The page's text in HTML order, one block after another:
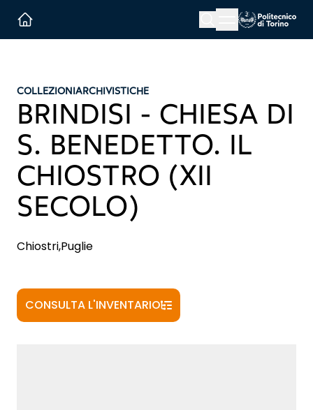
Menu button
COLLEZIONIARCHIVISTICHE
BRINDISI - CHIESA DI
S. BENEDETTO. IL
CHIOSTRO (XII
SECOLO)
Chiostri,Puglie
CONSULTA L'INVENTARIO